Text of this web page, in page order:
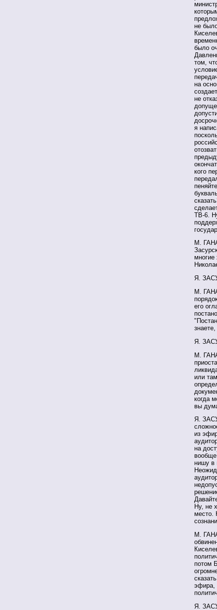
не
было
том,
на
не
я
кого
ТВ-6.
М.
Я.
М.
его
Я.
М.
или
когда
вы
Я.
из
на
нишу в
Ну, не
место.
М.
потом
эфира,
Я.